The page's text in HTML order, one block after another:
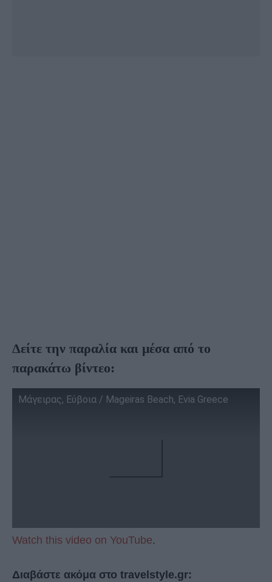
Δείτε την παραλία και μέσα από το
παρακάτω βίντεο:
Μάγειρας, Εύβοια / Mageiras Beach, Evia Greece
Watch this video on YouTube.
Διαβάστε ακόμα στο travelstyle.gr: